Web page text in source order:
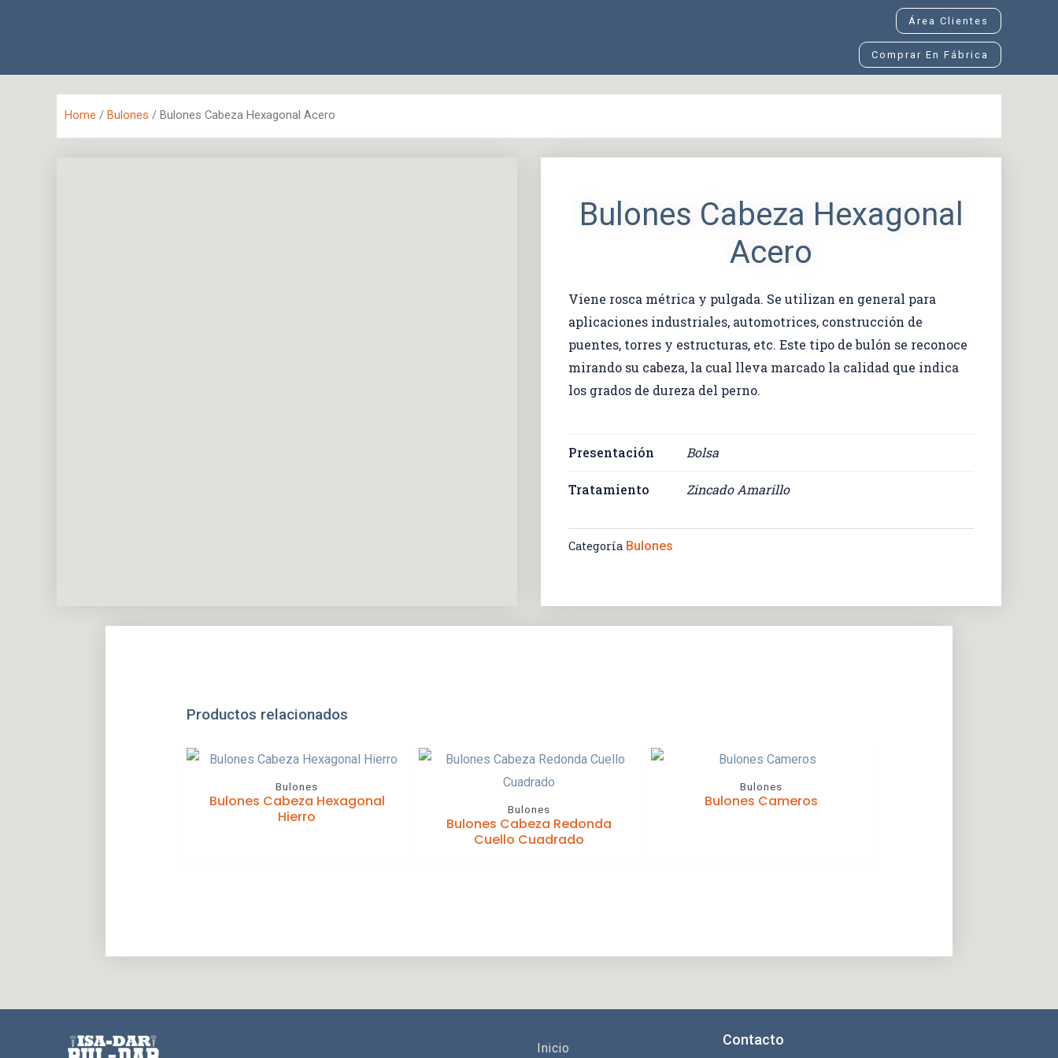
Área Clientes
Comprar En Fábrica
Home / Bulones / Bulones Cabeza Hexagonal Acero
Bulones Cabeza Hexagonal
Acero
Viene rosca métrica y pulgada. Se utilizan en general para
aplicaciones industriales, automotrices, construcción de
puentes, torres y estructuras, etc. Este tipo de bulón se reconoce
mirando su cabeza, la cual lleva marcado la calidad que indica
los grados de dureza del perno.
Presentación Bolsa
Tratamiento Zincado Amarillo
Categoría Bulones
Productos relacionados
Bulones
Bulones Cabeza Hexagonal
Hierro
Bulones
Bulones Cabeza Redonda
Cuello Cuadrado
Bulones
Bulones Cameros
Inicio
Contacto